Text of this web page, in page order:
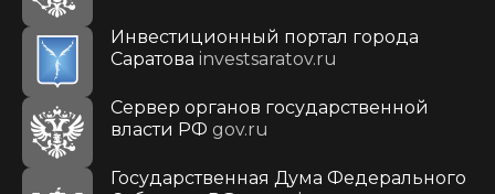
Инвестиционный портал города
Саратова investsaratov.ru
Сервер органов государственной
власти РФ gov.ru
Государственная Дума Федерального